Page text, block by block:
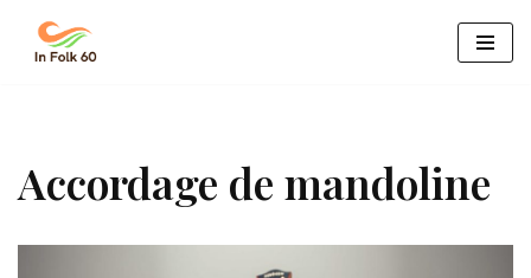
Aller
Accordage de mandoline